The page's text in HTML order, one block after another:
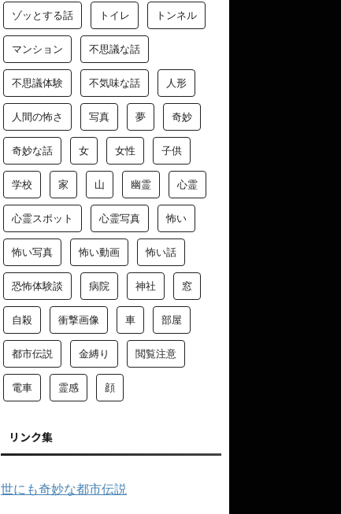
ゾッとする話 トイレ トンネル
マンション 不思議な話
不思議体験 不気味な話 人形
人間の怖さ 写真 夢 奇妙
奇妙な話 女 女性 子供
学校 家 山 幽霊 心霊
心霊スポット 心霊写真 怖い
怖い写真 怖い動画 怖い話
恐怖体験談 病院 神社 窓
自殺 衝撃画像 車 部屋
都市伝説 金縛り 閲覧注意
電車 霊感 顔
リンク集
世にも奇妙な都市伝説